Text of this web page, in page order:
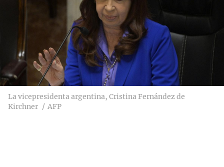
La vicepresidenta argentina, Cristina Fernández de
Kirchner
AFP